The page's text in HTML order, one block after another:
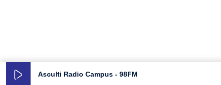
Asculti Radio Campus - 98FM